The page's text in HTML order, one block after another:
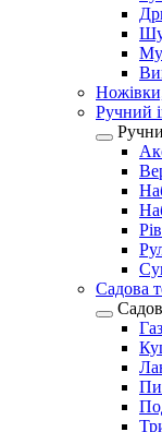
Ручний
Садова